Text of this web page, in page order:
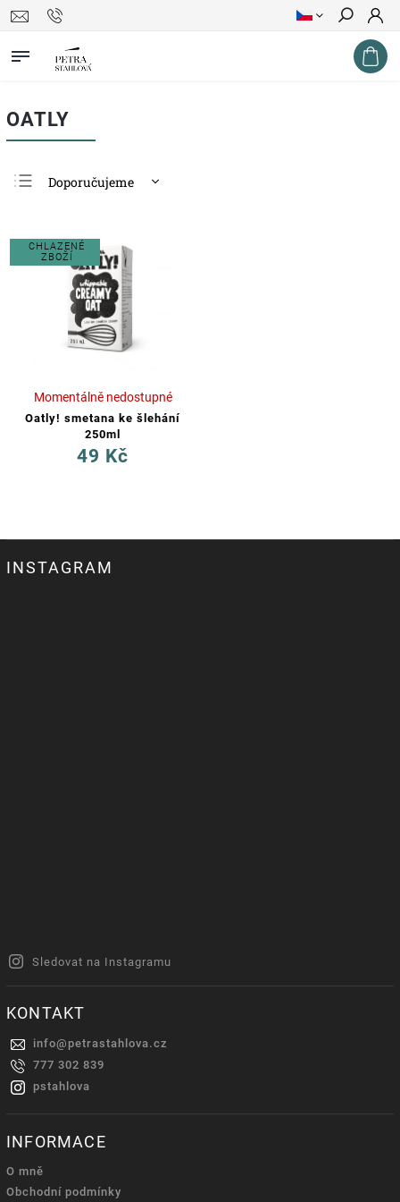
Hledat
OATLY
Doporučujeme
Nejdražší
Nejprodávanější
Abecedně
CHLAZENÉ
ZBOŽÍ
Oatly! smetana ke šlehání
250ml
Momentálně nedostupné
49 Kč
INSTAGRAM
Sledovat na Instagramu
KONTAKT
info@petrastahlova.cz
777 302 839
pstahlova
INFORMACE
O mně
Obchodní podmínky